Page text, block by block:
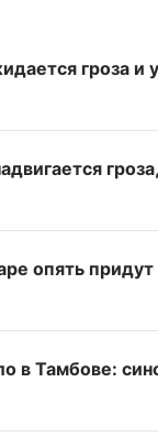
гроза и
опять
в Тамбове: